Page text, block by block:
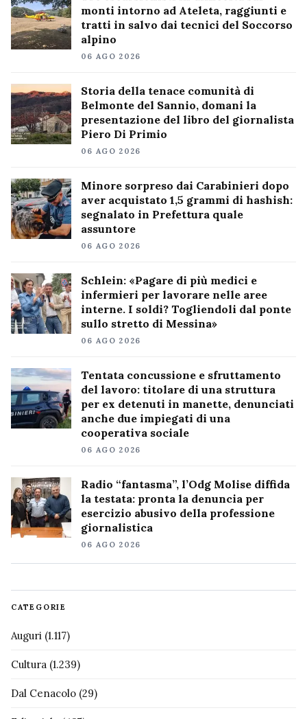
monti intorno ad Ateleta, raggiunti e
tratti in salvo dai tecnici del Soccorso
alpino
06 AGO 2026
Storia della tenace comunità di
Belmonte del Sannio, domani la
presentazione del libro del giornalista
Piero Di Primio
06 AGO 2026
Minore sorpreso dai Carabinieri dopo
aver acquistato 1,5 grammi di hashish:
segnalato in Prefettura quale
assuntore
06 AGO 2026
Schlein: «Pagare di più medici e
infermieri per lavorare nelle aree
interne. I soldi? Togliendoli dal ponte
sullo stretto di Messina»
06 AGO 2026
Tentata concussione e sfruttamento
del lavoro: titolare di una struttura
per ex detenuti in manette, denunciati
anche due impiegati di una
cooperativa sociale
06 AGO 2026
Radio “fantasma”, l’Odg Molise diffida
la testata: pronta la denuncia per
esercizio abusivo della professione
giornalistica
06 AGO 2026
CATEGORIE
Auguri (1.117)
Cultura (1.239)
Dal Cenacolo (29)